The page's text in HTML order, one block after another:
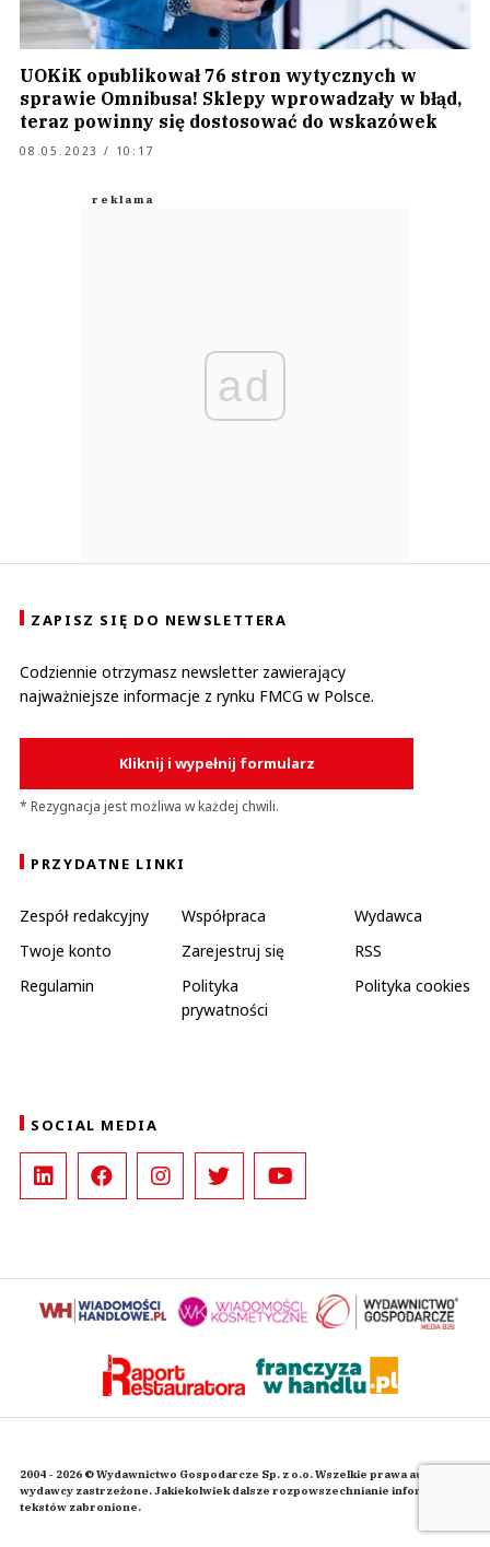
UOKiK opublikował 76 stron wytycznych w
sprawie Omnibusa! Sklepy wprowadzały w błąd,
teraz powinny się dostosować do wskazówek
08.05.2023 / 10:17
ad
ZAPISZ SIĘ DO NEWSLETTERA
Codziennie otrzymasz newsletter zawierający
najważniejsze informacje z rynku FMCG w Polsce.
Kliknij i wypełnij formularz
* Rezygnacja jest możliwa w każdej chwili.
PRZYDATNE LINKI
Zespół redakcyjny Współpraca
Wydawca
Twoje konto
Zarejestruj się
RSS
Regulamin
Polityka
prywatności
Polityka cookies
SOCIAL MEDIA
2004 - 2026 © Wydawnictwo Gospodarcze Sp. z o.o. Wszelkie prawa autorskie
wydawcy zastrzeżone. Jakiekolwiek dalsze rozpowszechnianie informacji i
tekstów zabronione.